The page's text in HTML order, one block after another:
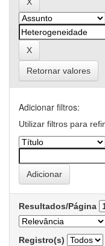
Retornar valores
Adicionar filtros:
Utilizar filtros para
Resultados/Página
Registro(s)